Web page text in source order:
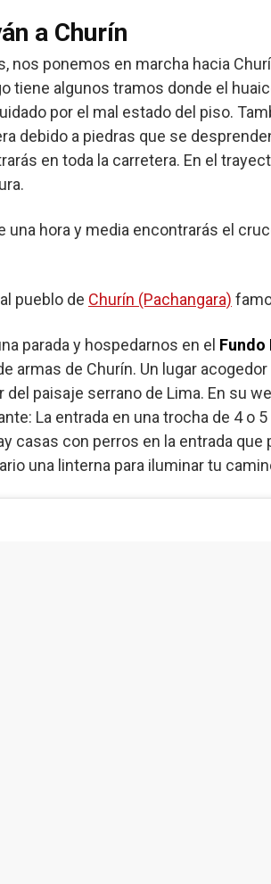
a Churín
nos ponemos en marcha hacia
tiene algunos tramos donde el
por el mal estado del piso.
debido a piedras que se
en toda la carretera. En el
una hora y media encontrarás el
pueblo de Churín (Pachangara)
parada y hospedarnos en el Fundo
armas de Churín. Un lugar
paisaje serrano de Lima. En su
La entrada en una trocha de 4 o
casas con perros en la entrada
una linterna para iluminar tu